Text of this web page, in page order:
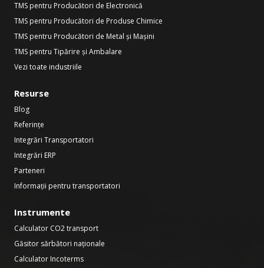
TMS pentru Producători de Electronică
TMS pentru Producători de Produse Chimice
TMS pentru Producători de Metal și Mașini
TMS pentru Tipărire și Ambalare
Vezi toate industriile
Resurse
Blog
Referințe
Integrări Transportatori
Integrări ERP
Parteneri
Informații pentru transportatori
Instrumente
Calculator CO2 transport
Găsitor sărbători naționale
Calculator Incoterms